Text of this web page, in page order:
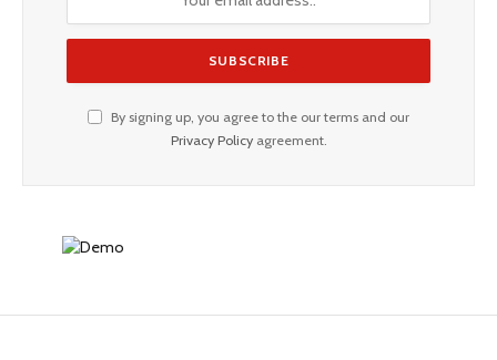
By signing up, you agree to the our terms and our
Privacy Policyagreement.